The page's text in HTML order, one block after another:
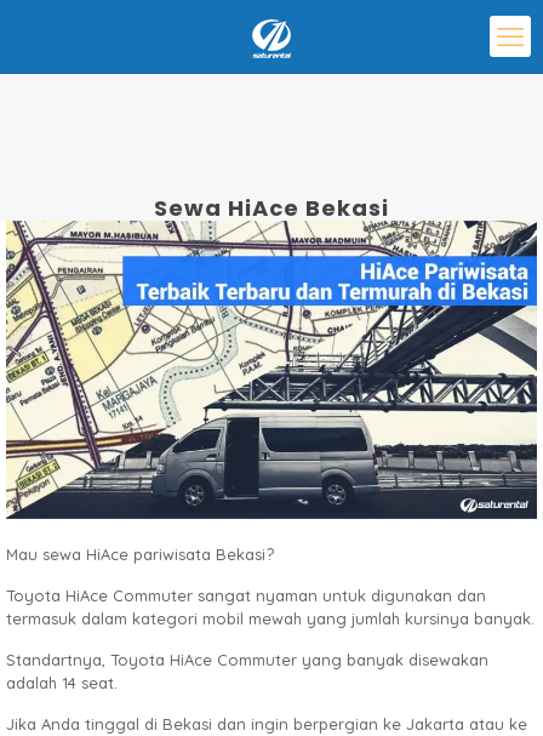
Sewa HiAce Bekasi
Mau sewa HiAce pariwisata Bekasi?
Toyota HiAce Commuter sangat nyaman untuk digunakan dan
termasuk dalam kategori mobil mewah yang jumlah kursinya banyak.
Standartnya, Toyota HiAce Commuter yang banyak disewakan
adalah 14 seat.
Jika Anda tinggal di Bekasi dan ingin berpergian ke Jakarta atau ke